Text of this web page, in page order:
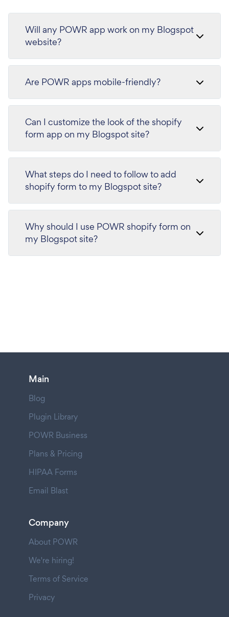
Will any POWR app work on my Blogspot
website?
Are POWR apps mobile-friendly?
Can I customize the look of the shopify
form app on my Blogspot site?
What steps do I need to follow to add
shopify form to my Blogspot site?
Why should I use POWR shopify form on
my Blogspot site?
Main
Blog
Plugin Library
POWR Business
Plans & Pricing
HIPAA Forms
Email Blast
Company
About POWR
We're hiring!
Terms of Service
Privacy